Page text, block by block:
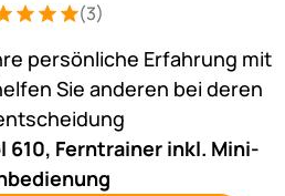
5 von 5 (3 Bewertungen)
(3)
persönliche Erfahrung mit
Sie anderen bei deren
Ferntrainer inkl. Mini-